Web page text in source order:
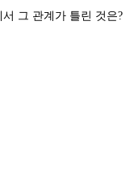
그 관계가 틀린 것은?